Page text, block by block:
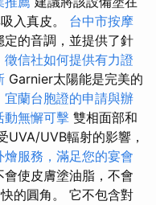
入真皮。 台中市按摩
的音調，並提供了針
徵信社如何提供有力證
Garnier太陽能是完美的
宜蘭台胞證的申請與辦
動無懈可擊 雙相面部和
UVA/UVB輻射的影響，
燴服務，滿足您的宴會
使皮膚塗油脂，不會
的圓角。 它不包含對